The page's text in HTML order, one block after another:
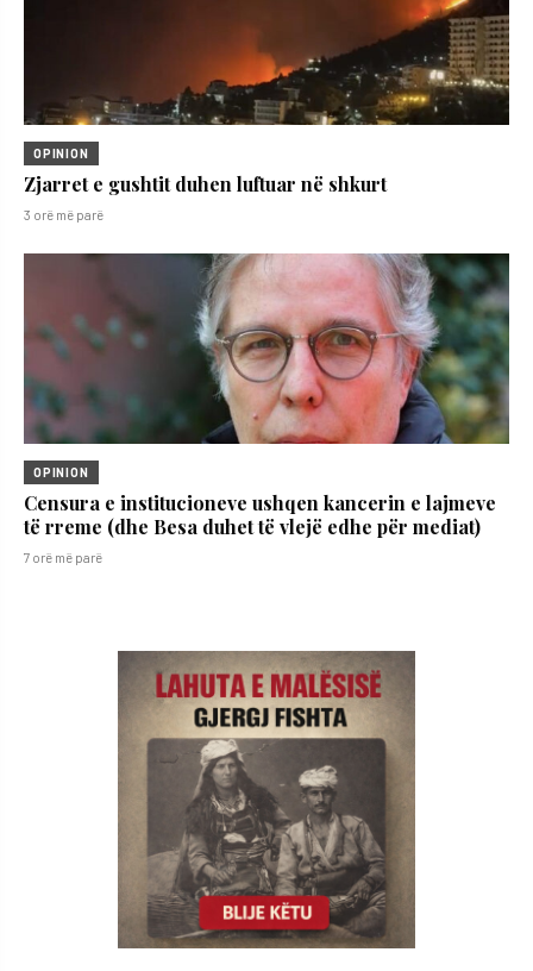
OPINION
Zjarret e gushtit duhen luftuar në shkurt
3 orë më parë
OPINION
Censura e institucioneve ushqen kancerin e lajmeve
të rreme (dhe Besa duhet të vlejë edhe për mediat)
7 orë më parë